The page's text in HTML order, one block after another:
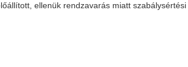
ellenük rendzavarás miatt szabálysértési